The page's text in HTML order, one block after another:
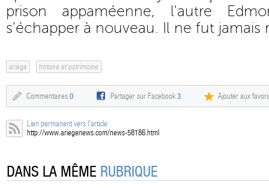
prison appaméenne, l'autre
s'échapper à nouveau. Il ne fut jamais
ariège histoire et patrimoine
Commentaires 0 Partager sur Facebook3 Ajouter aux
Lien permanent vers l'article:
http://www.ariegenews.com/news-58186.html
DANS LA MÊME RUBRIQUE